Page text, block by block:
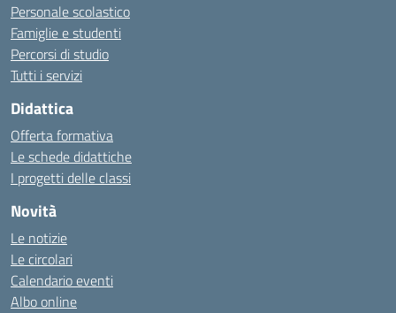
Personale scolastico
Famiglie e studenti
Percorsi di studio
Tutti i servizi
Didattica
Offerta formativa
Le schede didattiche
I progetti delle classi
Novità
Le notizie
Le circolari
Calendario eventi
Albo online